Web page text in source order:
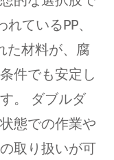
ているPP、
た材料が、腐
件でも安定し
。 ダブルダ
態での作業や
取り扱いが可